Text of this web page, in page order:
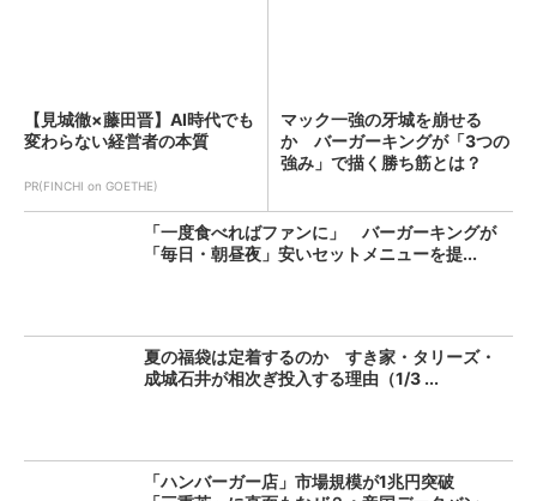
【見城徹×藤田晋】AI時代でも
変わらない経営者の本質
PR(FINCHI on GOETHE)
マック一強の牙城を崩せる
か バーガーキングが「3つの
強み」で描く勝ち筋とは？
「一度食べればファンに」 バーガーキングが
「毎日・朝昼夜」安いセットメニューを提...
夏の福袋は定着するのか すき家・タリーズ・
成城石井が相次ぎ投入する理由（1/3 ...
「ハンバーガー店」市場規模が1兆円突破